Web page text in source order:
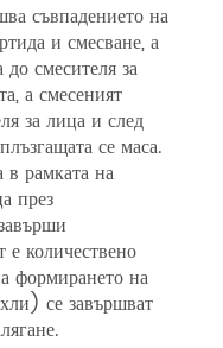
съвпадението на
и смесване, а
смесителя за
а смесеният
за лица и след
се маса.
в рамката на
през
е количествено
формирането на
се завършват